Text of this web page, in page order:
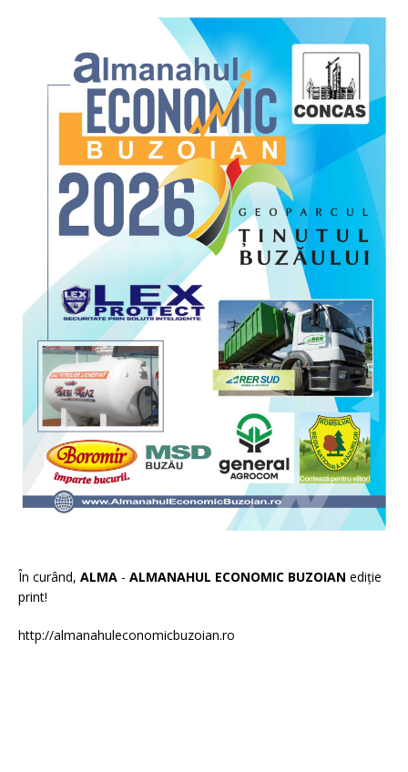
În curând, ALMA - ALMANAHUL ECONOMIC BUZOIAN ediție
print!
http://almanahuleconomicbuzoian.ro